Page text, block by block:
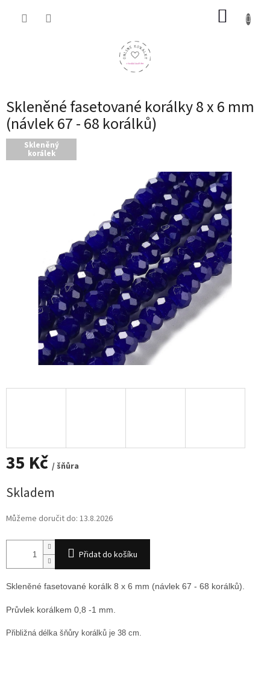
Skleněné fasetované korálky 8 x 6 mm
(návlek 67 - 68 korálků)
Skleněný
korálek
35 Kč / šňůra
cena:
Skladem
Můžeme doručit do: 13.8.2026
Přidat do košíku
Skleněné fasetované korálk 8 x 6 mm (návlek 67 - 68 korálků).
Průvlek korálkem 0,8 -1 mm.
Přibližná délka šňůry korálků je 38 cm.